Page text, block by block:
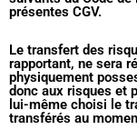
présentes CGV.
Le transfert des
rapportant, ne sera
physiquement
donc aux risques et
lui-même choisi le
transférés au